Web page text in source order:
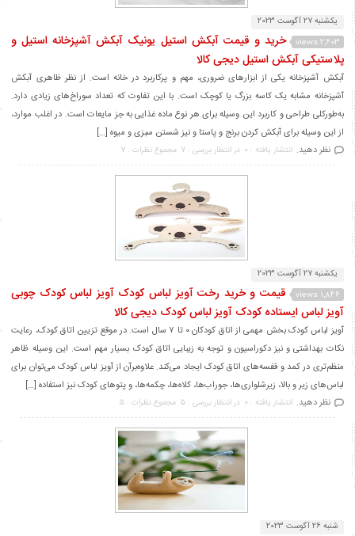
یکشنبه 27 آگوست 2023
2,603 views
خرید و قیمت آبکش استیل یونیک آبکش آشپزخانه استیل و
پلاستیکی آبکش استیل دیجی کالا
آبکش آشپزخانه یکی از ابزارهای ضروری، مهم و پرکاربرد در خانه است. از نظر ظاهری آبکش
آشپزخانه مشابه یک کاسه بزرگ یا کوچک است. با این تفاوت که تعداد سوراخ‌های زیادی دارد.
به‌طورکلی طراحی و کاربرد این وسیله برای هر نوع ماده غذایی به جز مایعات است. در اغلب موارد،
از این وسیله برای آبکش کردن برنج و پاستا و نیز شستن سبزی و میوه […]
نظر دهید. انتشار یافته : 0 در انتظار بررسی : 7 مجموع نظرات : 7
یکشنبه 27 آگوست 2023
1,846 views
قیمت و خرید رخت آویز لباس کودک آویز لباس کودک چوبی
آویز لباس ایستاده کودک آویز لباس کودک دیجی کالا
آویز لباس کودک بخش مهمی از اتاق کودکان ۰ تا ۷ سال است. در موقع تزیین اتاق کودک، رعایت
نکات بهداشتی و نیز دکوراسیون و توجه به زیبایی اتاق کودک بسیار مهم است. این وسیله ظاهر
منظم‌تری در کمد و قفسه‌های اتاق کودک ایجاد می‌کند. علاوه‌برآن از آویز لباس کودک می‌توان برای
لباس‌های زیر و بالا، زیرشلواری‌ها، جوراب‌ها، کلاه‌ها، چکمه‌ها، و پتوهای کودک نیز استفاده […]
نظر دهید. انتشار یافته : 0 در انتظار بررسی : 5 مجموع نظرات : 5
شنبه 26 آگوست 2023